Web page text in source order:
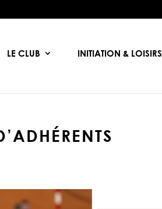
LE CLUB INITIATION & LOISIRS